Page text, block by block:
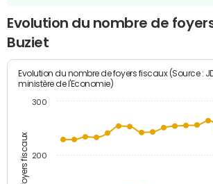
Evolution du nombre de
Buziet
Evolution du nombre de foyers fiscaux (Source :
ministère de l'Economie)
200
300